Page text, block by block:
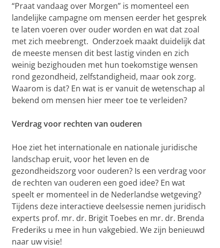
“Praat vandaag over Morgen” is momenteel een
landelijke campagne om mensen eerder het gesprek
te laten voeren over ouder worden en wat dat zoal
met zich meebrengt. Onderzoek maakt duidelijk dat
de meeste mensen dit best lastig vinden en zich
weinig bezighouden met hun toekomstige wensen
rond gezondheid, zelfstandigheid, maar ook zorg.
Waarom is dat? En wat is er vanuit de wetenschap al
bekend om mensen hier meer toe te verleiden?
Verdrag voor rechten van ouderen
Hoe ziet het internationale en nationale juridische
landschap eruit, voor het leven en de
gezondheidszorg voor ouderen? Is een verdrag voor
de rechten van ouderen een goed idee? En wat
speelt er momenteel in de Nederlandse wetgeving?
Tijdens deze interactieve deelsessie nemen juridisch
experts prof. mr. dr. Brigit Toebes en mr. dr. Brenda
Frederiks u mee in hun vakgebied. We zijn benieuwd
naar uw visie!